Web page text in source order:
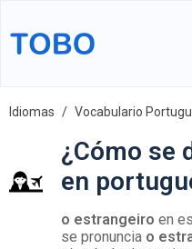
Idiomas Vocabulario
¿Cómo se
en
o estrangeiro en
se pronuncia o